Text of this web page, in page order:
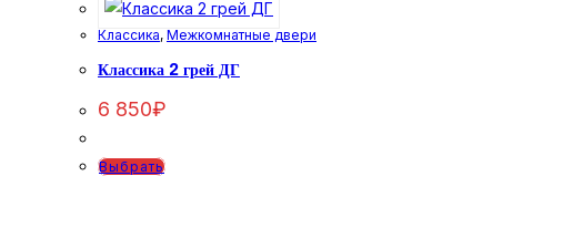
несколько
вариаций.
Опции
Классика, Межкомнатные двери
Классика 2 грей ДГ
6 850₽
ВыбратьЭтот